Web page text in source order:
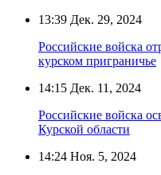
13:39 Дек. 29, 2024
Российские войска
курском приграничье
14:15 Дек. 11, 2024
Российские войска
Курской области
14:24 Ноя. 5, 2024